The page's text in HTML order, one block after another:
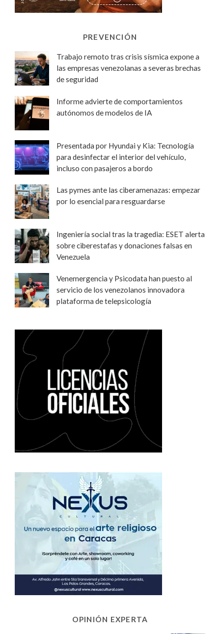
PREVENCIÓN
Trabajo remoto tras crisis sísmica expone a
las empresas venezolanas a severas brechas
de seguridad
Informe advierte de comportamientos
autónomos de modelos de IA
Presentada por Hyundai y Kia: Tecnología
para desinfectar el interior del vehículo,
incluso con pasajeros a bordo
Las pymes ante las ciberamenazas: empezar
por lo esencial para resguardarse
Ingeniería social tras la tragedia: ESET alerta
sobre ciberestafas y donaciones falsas en
Venezuela
Venemergencia y Psicodata han puesto al
servicio de los venezolanos innovadora
plataforma de telepsicología
OPINIÓN EXPERTA